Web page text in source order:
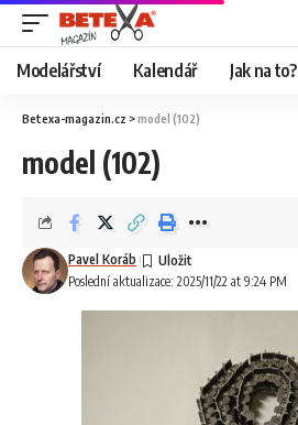
Modelářství Kalendář Jak na to?
Betexa-magazin.cz >model (102)
model (102)
Poslední aktualizace: 2025/11/22 at 9:24 PM
Pavel Koráb